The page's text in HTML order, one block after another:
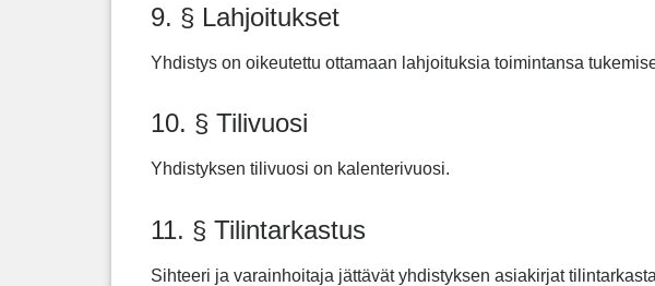
9. § Lahjoitukset
Yhdistys on oikeutettu ottamaan lahjoituksia toimintansa
10. § Tilivuosi
Yhdistyksen tilivuosi on kalenterivuosi.
11. § Tilintarkastus
Sihteeri ja varainhoitaja jättävät yhdistyksen asiakirjat